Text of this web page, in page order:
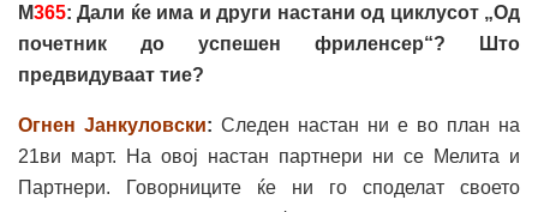
М365: Дали ќе има и други настани од циклусот „Од
почетник до успешен фриленсер“? Што
предвидуваат тие?
Огнен Јанкуловски: Следен настан ни е во план на
21ви март. На овој настан партнери ни се Мелита и
Партнери. Говорниците ќе ни го споделат своето